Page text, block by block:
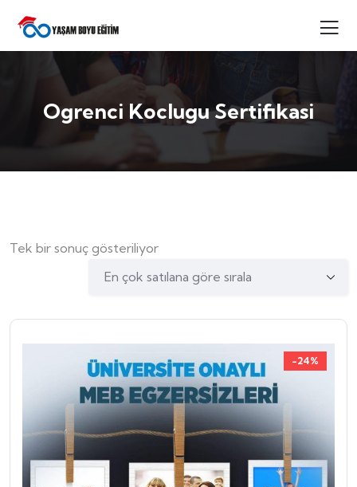
Ogrenci Koclugu Sertifikasi
Tek bir sonuç gösteriliyor
-24%